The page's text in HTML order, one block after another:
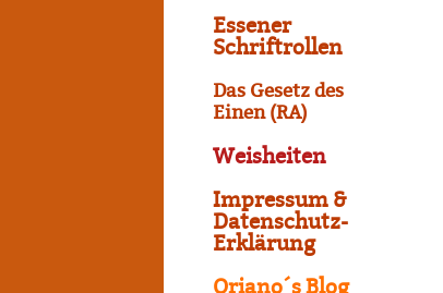
Essener
Schriftrollen
Das Gesetz des
Einen (RA)
Weisheiten
Impressum &
Datenschutz-
Erklärung
Oriano´s Blog